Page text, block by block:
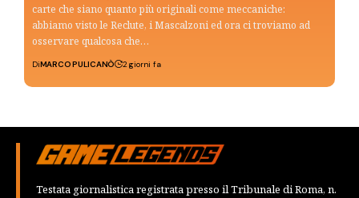
carte che siano quanto più originali come meccaniche:
abbiamo visto le Reclute, i Mascalzoni ed ora ci troviamo ad
osservare qualcosa che…
DiMARCO PULICANÒ 2 giorni fa
Testata giornalistica registrata presso il Tribunale di Roma, n.